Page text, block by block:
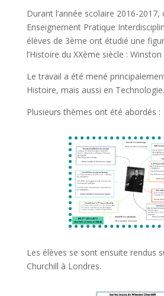
Durant l’année scolaire 2016-2017,
Enseignement Pratique
élèves de 3ème ont étudié une
l’Histoire du XXème siècle : Winston
Le travail a été mené
Histoire, mais aussi en Technologie.
Plusieurs thèmes ont été abordés :
Les élèves se sont ensuite rendus
Churchill à Londres.